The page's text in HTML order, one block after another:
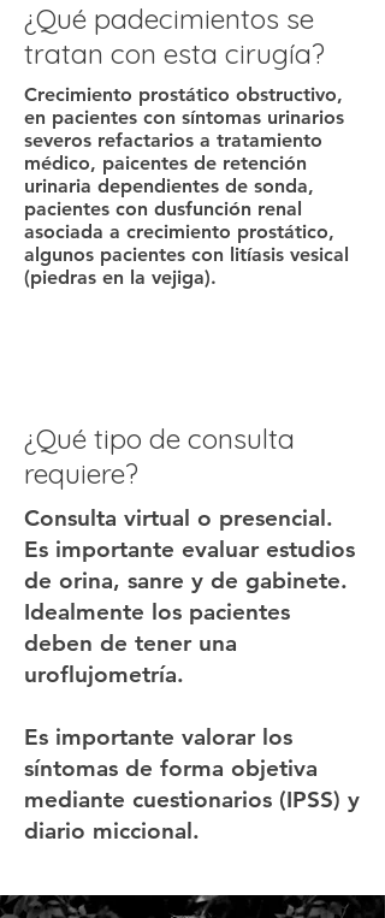
¿Qué padecimientos se
tratan con esta cirugía?
Crecimiento prostático obstructivo,
en pacientes con síntomas urinarios
severos refactarios a tratamiento
médico, paicentes de retención
urinaria dependientes de sonda,
pacientes con dusfunción renal
asociada a crecimiento prostático,
algunos pacientes con litíasis vesical
(piedras en la vejiga).
¿Qué tipo de consulta
requiere?
Consulta virtual o presencial.
Es importante evaluar estudios
de orina, sanre y de gabinete.
Idealmente los pacientes
deben de tener una
uroflujometría.
Es importante valorar los
síntomas de forma objetiva
mediante cuestionarios (IPSS) y
diario miccional.